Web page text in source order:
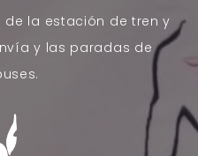
de la estación de tren y
y las paradas de